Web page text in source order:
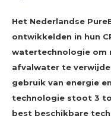
Het Nederlandse
ontwikkelden in hun
watertechnologie om
afvalwater te
gebruik van energie
technologie stoot 3
best beschikbare